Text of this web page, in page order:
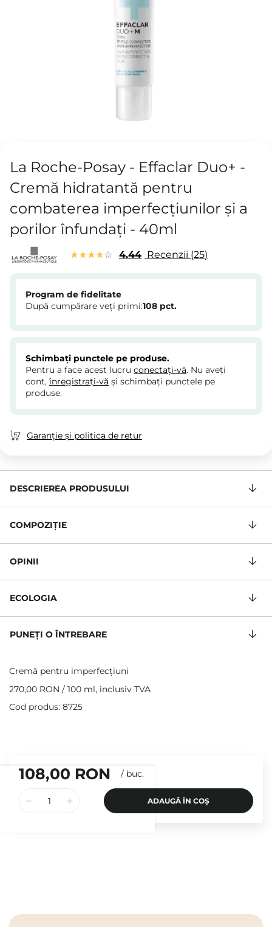
La Roche-Posay - Effaclar Duo+ -
Cremă hidratantă pentru
combaterea imperfecțiunilor și a
porilor înfundați - 40ml
4.44 Recenzii 25
108,00 RON / buc.
ADAUGĂ ÎN COȘ
Program de fidelitate
După cumpărare veți primi:108 pct.
Schimbați punctele pe produse.
Pentru a face acest lucru conectați-vă. Nu aveți
cont, înregistrați-vă și schimbați punctele pe
produse.
Garanție și politica de retur
DESCRIEREA PRODUSULUI
COMPOZIŢIE
OPINII
ECOLOGIA
PUNEȚI O ÎNTREBARE
Cremă pentru imperfecțiuni
270,00 RON / 100 ml, inclusiv TVA
Cod produs: 8725